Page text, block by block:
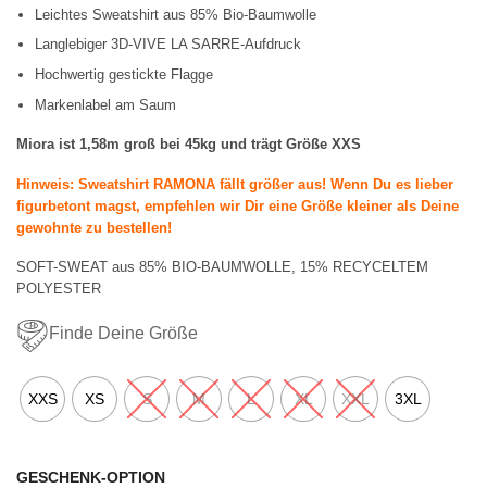
Leichtes Sweatshirt aus 85% Bio-Baumwolle
Langlebiger 3D-VIVE LA SARRE-Aufdruck
Hochwertig gestickte Flagge
Markenlabel am Saum
Miora ist 1,58m groß bei 45kg und trägt Größe XXS
Hinweis: Sweatshirt RAMONA fällt größer aus! Wenn Du es lieber
figurbetont magst, empfehlen wir Dir eine Größe kleiner als Deine
gewohnte zu bestellen!
SOFT-SWEAT aus 85% BIO-BAUMWOLLE, 15% RECYCELTEM
POLYESTER
Finde Deine Größe
XXS XS S M L XL XXL 3XL
GESCHENK-OPTION